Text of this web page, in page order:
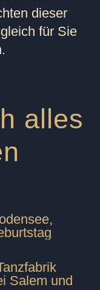
dieser
für Sie
alles